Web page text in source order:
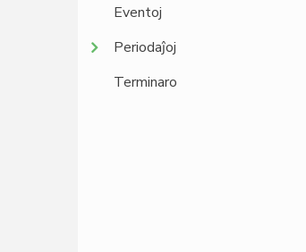
Eventoj
Periodaĵoj
Terminaro